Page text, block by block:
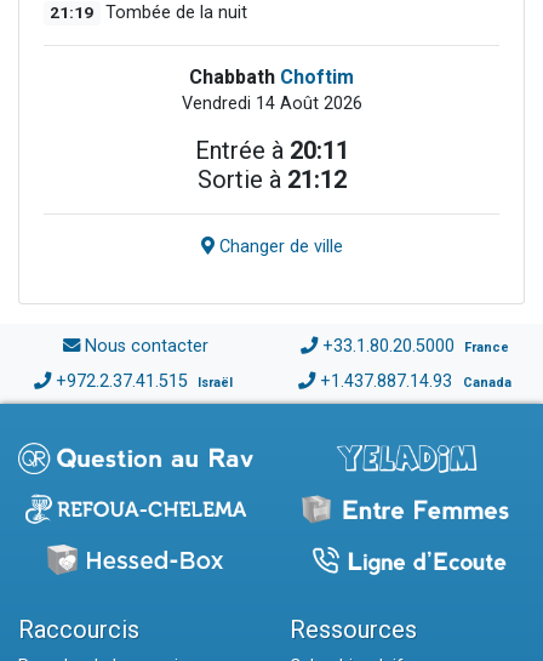
21:19 Tombée de la nuit
Chabbath Choftim
Vendredi 14 Août 2026
Entrée à 20:11
Sortie à 21:12
Changer de ville
Nous contacter +33.1.80.20.5000 France
+972.2.37.41.515 Israël +1.437.887.14.93 Canada
Raccourcis Ressources